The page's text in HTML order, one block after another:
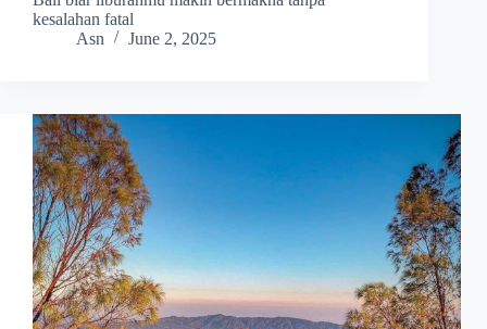
kesalahan fatal
Asn
June 2, 2025